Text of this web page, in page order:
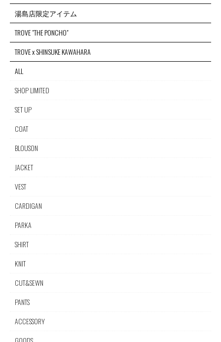
湯島店限定アイテム
TROVE "THE PONCHO"
TROVE x SHINSUKE KAWAHARA
ALL
SHOP LIMITED
SET UP
COAT
BLOUSON
JACKET
VEST
CARDIGAN
PARKA
SHIRT
KNIT
CUT&SEWN
PANTS
ACCESSORY